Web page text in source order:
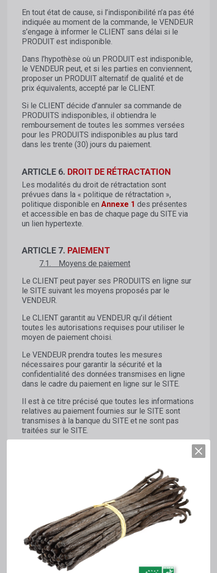
En tout état de cause, si l’indisponibilité n’a pas été
indiquée au moment de la commande, le VENDEUR
s’engage à informer le CLIENT sans délai si le
PRODUIT est indisponible.
Dans l’hypothèse où un PRODUIT est indisponible,
le VENDEUR peut, et si les parties en conviennent,
proposer un PRODUIT alternatif de qualité et de
prix équivalents, accepté par le CLIENT.
Si le CLIENT décide d’annuler sa commande de
PRODUITS indisponibles, il obtiendra le
remboursement de toutes les sommes versées
pour les PRODUITS indisponibles au plus tard
dans les trente (30) jours du paiement.
ARTICLE 6. DROIT DE RÉTRACTATION
Les modalités du droit de rétractation sont
prévues dans la « politique de rétractation »,
politique disponible en Annexe 1 des présentes
et accessible en bas de chaque page du SITE via
un lien hypertexte.
ARTICLE 7. PAIEMENT
7.1. Moyens de paiement
Le CLIENT peut payer ses PRODUITS en ligne sur
le SITE suivant les moyens proposés par le
VENDEUR.
Le CLIENT garantit au VENDEUR qu’il détient
toutes les autorisations requises pour utiliser le
moyen de paiement choisi.
Le VENDEUR prendra toutes les mesures
nécessaires pour garantir la sécurité et la
confidentialité des données transmises en ligne
dans le cadre du paiement en ligne sur le SITE.
Il est à ce titre précisé que toutes les informations
relatives au paiement fournies sur le SITE sont
transmises à la banque du SITE et ne sont pas
traitées sur le SITE.
compte du CLIENT sera débité dès la commande
de PRODUITS passée sur le SITE.
En cas de LIVRAISON partielle, le montant total
sera débité du compte du CLIENT au plus tôt
lorsque le premier colis sera expédié. Si le CLIENT
décide d’annuler sa commande de PRODUITS
indisponibles, le remboursement s’effectuera
conformément au dernier paragraphe de l’article 5.5
des présentes Conditions Générales de Ventes.